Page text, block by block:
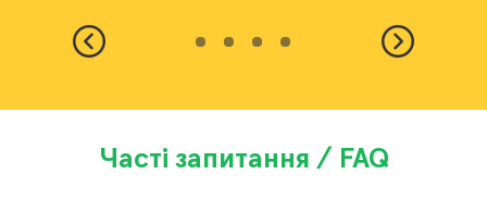
Часті запитання / FAQ